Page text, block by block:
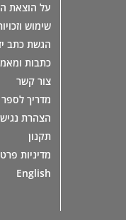
על הוצאת
שימוש
הגשת כתב
כתבות
צור קשר
מדריך לספר
הצהרת
תקנון
מדיניות
English